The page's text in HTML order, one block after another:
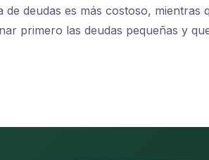
deudas es más costoso,
primero las deudas pequeñas y